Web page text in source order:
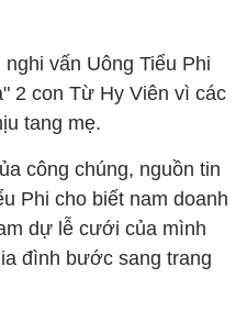
vấn Uông Tiểu Phi
2 con Từ Hy Viên vì các
tang mẹ.
công chúng, nguồn tin
Phi cho biết nam doanh
dự lễ cưới của mình
đình bước sang trang